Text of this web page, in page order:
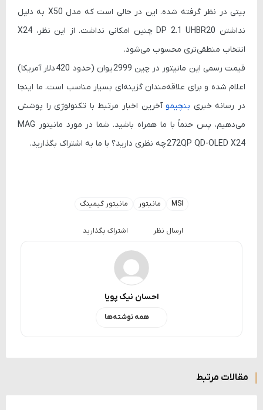
بیتی در نظر گرفته شده. این در حالی است که مدل X50 به دلیل
نداشتن DP 2.1 UHBR20
چنین امکانی نداشت. از این نظر، X24
انتخاب منطقی‌تری محسوب می‌شود.
قیمت رسمی این مانیتور در چین 2999 یوان (حدود 420 دلار آمریکا
)
اعلام شده و برای علاقه‌مندان گزینه‌ای بسیار مناسب است. ما اینجا
در رسانه خبری بنچیمو آخرین اخبار مرتبط با تکنولوژی را پوشش
می‌دهیم، پس حتماً با ما همراه باشید. شما در مورد مانیتور MAG
272QP QD-OLED X24چه نظری دارید؟ با ما به اشتراک بگذارید.
MSI مانیتور مانیتور گیمینگ
ارسال نظر اشتراک بگذارید
احسان نیک پویا
همه نوشته‌ها
مقالات مرتبط